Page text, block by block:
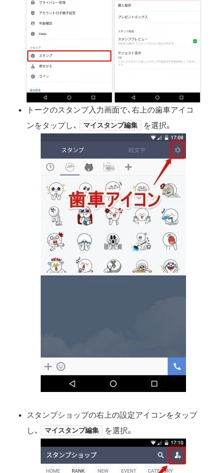
トークのスタンプ入力画面で、右上の歯車アイコ
ンをタップし、
マイスタンプ編集 を選択。
スタンプショップの右上の設定アイコンをタップ
し、
マイスタンプ編集 を選択。